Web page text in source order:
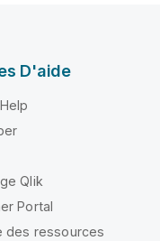
D'aide
Qlik
Portal
des ressources